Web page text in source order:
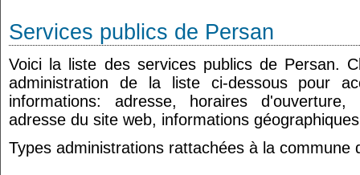
Services publics de Persan
Voici la liste des services publics de Persan.
administration de la liste ci-dessous pour
informations: adresse, horaires
adresse du site web, informations
Types administrations rattachées à la commune